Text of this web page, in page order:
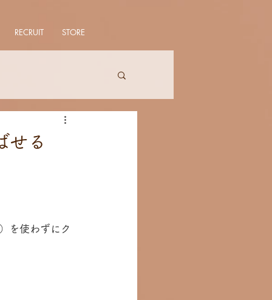
RECRUIT STORE
せる
を使わずにク